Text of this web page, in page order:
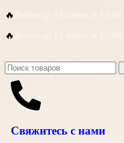
🔥
🔥
Свяжитесь с нами